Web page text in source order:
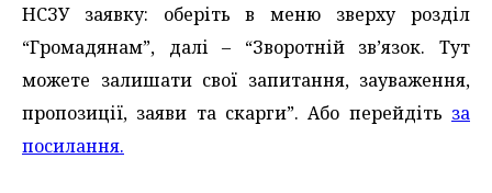
НСЗУ заявку: оберіть в меню зверху розділ
“Громадянам”, далі – “Зворотній зв’язок. Тут
можете залишати свої запитання, зауваження,
пропозиції, заяви та скарги”. Або перейдіть за
посилання.